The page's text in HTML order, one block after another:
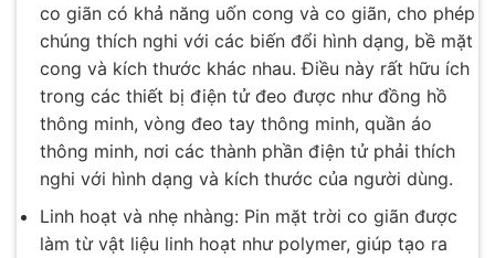
co giãn có khả năng uốn cong và co giãn, cho phép
chúng thích nghi với các biến đổi hình dạng, bề mặt
cong và kích thước khác nhau. Điều này rất hữu ích
trong các thiết bị điện tử đeo được như đồng hồ
thông minh, vòng đeo tay thông minh, quần áo
thông minh, nơi các thành phần điện tử phải thích
nghi với hình dạng và kích thước của người dùng.
Linh hoạt và nhẹ nhàng: Pin mặt trời co giãn được
làm từ vật liệu linh hoạt như polymer, giúp tạo ra